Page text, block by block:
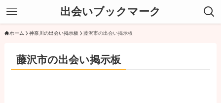
出会いブックマーク
ホーム 神奈川の出会い掲示板 藤沢市の出会い掲示板
藤沢市の出会い掲示板